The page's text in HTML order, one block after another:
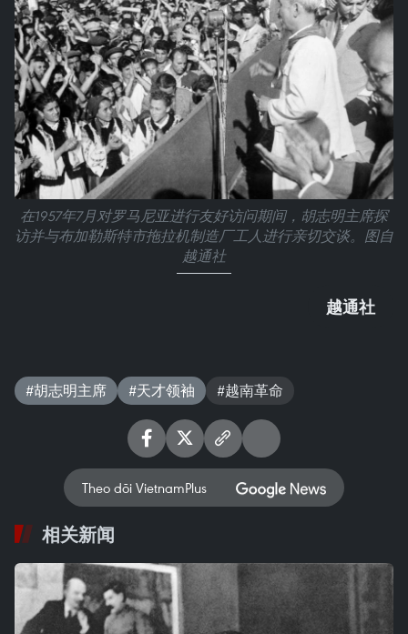
在1957年7月对罗马尼亚进行友好访问期间，胡志明主席探
访并与布加勒斯特市拖拉机制造厂工人进行亲切交谈。图自
越通社
越通社
#胡志明主席 #天才领袖 #越南革命
Theo dõi VietnamPlus
相关新闻